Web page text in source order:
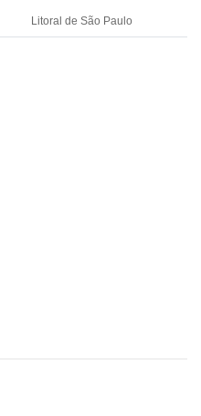
Litoral de São Paulo